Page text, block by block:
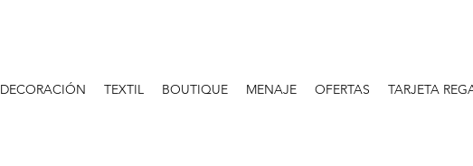
DECORACIÓN TEXTIL BOUTIQUE MENAJE OFERTAS TARJETA